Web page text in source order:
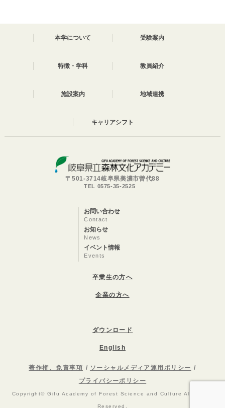
本学について 受験案内
特徴・学科 教員紹介
施設案内 地域連携
キャリアシフト
〒501-3714岐阜県美濃市曽代88
TEL 0575-35-2525
お問い合わせ
Contact
お知らせ
News
イベント情報
Events
卒業生の方へ
企業の方へ
ダウンロード
English
著作権、免責事項
ソーシャルメディア運用ポリシー
プライバシーポリシー
Copyright© Gifu Academy of Forest Science and Culture All Rights
Reserved.